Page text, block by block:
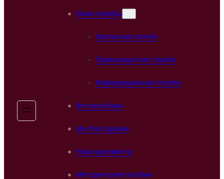
Наши службы
Кризисная служба
Правозащитная служба
Информационная служба
Фотоальбомы
Мы благодарим
Наши документы
Методические пособия